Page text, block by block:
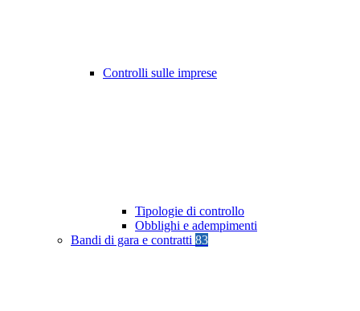
Controlli sulle imprese
Tipologie di controllo
Obblighi e adempimenti
Bandi di gara e contratti 83